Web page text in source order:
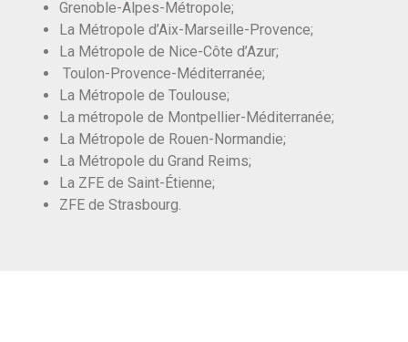
Grenoble-Alpes-Métropole;
La Métropole d’Aix-Marseille-Provence;
La Métropole de Nice-Côte d’Azur;
Toulon-Provence-Méditerranée;
La Métropole de Toulouse;
La métropole de Montpellier-Méditerranée;
La Métropole de Rouen-Normandie;
La Métropole du Grand Reims;
La ZFE de Saint-Étienne;
ZFE de Strasbourg.